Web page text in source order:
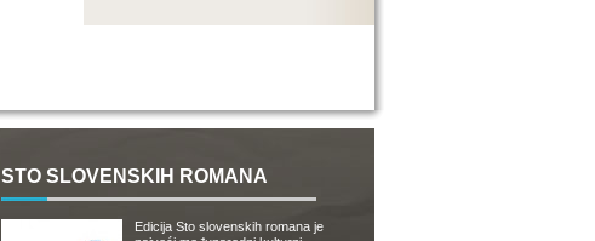
STO SLOVENSKIH ROMANA
Edicija Sto slovenskih romana je